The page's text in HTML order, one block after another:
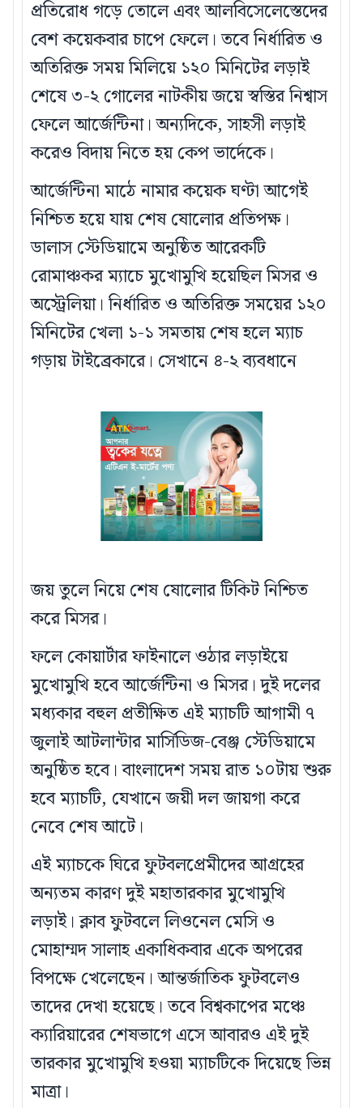
প্রতিরোধ গড়ে তোলে এবং আলবিসেলেস্তেদের
বেশ কয়েকবার চাপে ফেলে। তবে নির্ধারিত ও
অতিরিক্ত সময় মিলিয়ে ১২০ মিনিটের লড়াই
শেষে ৩-২ গোলের নাটকীয় জয়ে স্বস্তির নিশ্বাস
ফেলে আর্জেন্টিনা। অন্যদিকে, সাহসী লড়াই
করেও বিদায় নিতে হয় কেপ ভার্দেকে।
আর্জেন্টিনা মাঠে নামার কয়েক ঘণ্টা আগেই
নিশ্চিত হয়ে যায় শেষ ষোলোর প্রতিপক্ষ।
ডালাস স্টেডিয়ামে অনুষ্ঠিত আরেকটি
রোমাঞ্চকর ম্যাচে মুখোমুখি হয়েছিল মিসর ও
অস্ট্রেলিয়া। নির্ধারিত ও অতিরিক্ত সময়ের ১২০
মিনিটের খেলা ১-১ সমতায় শেষ হলে ম্যাচ
গড়ায় টাইব্রেকারে। সেখানে ৪-২ ব্যবধানে
জয় তুলে নিয়ে শেষ ষোলোর টিকিট নিশ্চিত
করে মিসর।
ফলে কোয়ার্টার ফাইনালে ওঠার লড়াইয়ে
মুখোমুখি হবে আর্জেন্টিনা ও মিসর। দুই দলের
মধ্যকার বহুল প্রতীক্ষিত এই ম্যাচটি আগামী ৭
জুলাই আটলান্টার মার্সিডিজ-বেঞ্জ স্টেডিয়ামে
অনুষ্ঠিত হবে। বাংলাদেশ সময় রাত ১০টায় শুরু
হবে ম্যাচটি, যেখানে জয়ী দল জায়গা করে
নেবে শেষ আটে।
এই ম্যাচকে ঘিরে ফুটবলপ্রেমীদের আগ্রহের
অন্যতম কারণ দুই মহাতারকার মুখোমুখি
লড়াই। ক্লাব ফুটবলে লিওনেল মেসি ও
মোহাম্মদ সালাহ একাধিকবার একে অপরের
বিপক্ষে খেলেছেন। আন্তর্জাতিক ফুটবলেও
তাদের দেখা হয়েছে। তবে বিশ্বকাপের মঞ্চে
ক্যারিয়ারের শেষভাগে এসে আবারও এই দুই
তারকার মুখোমুখি হওয়া ম্যাচটিকে দিয়েছে ভিন্ন
মাত্রা।